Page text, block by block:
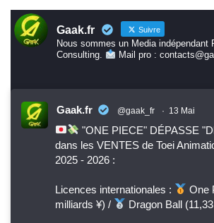
Gaak.fr Suivre
Nous sommes un Media indépendant
Consulting.
Mail pro :
Gaak.fr @gaak_fr · 13 Mai
"ONE PIECE" DÉPASSE
dans les VENTES de Toei
2025 - 2026 :
Licences internationales :
One
milliards ¥) /
Dragon Ball